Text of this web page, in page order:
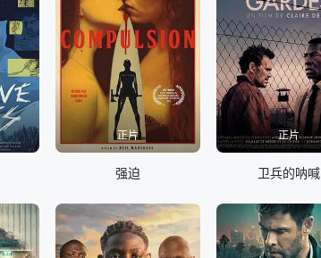
正片
强迫
正片
卫兵的呐喊